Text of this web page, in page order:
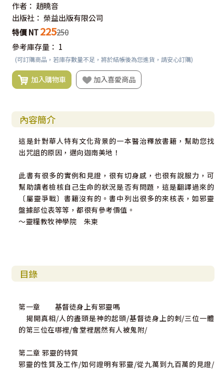
作者： 趙曉音
出版社： 榮益出版有限公司
特價 NT 225250
參考庫存量： 1
(可訂購商品，若庫存數量不足，將於結帳後為您進貨，請安心訂購)
加入購物車 加入喜愛商品
內容簡介
這是針對華人特有文化背景的一本醫治釋放書籍，幫助您找
出咒詛的原因，邁向迦南美地！
此書有很多的實例和見證，很有切身感，也很有說服力，可
幫助讀者檢核自己生命的狀況是否有問題，這是翻譯過來的
〔屬靈爭戰〕書籍沒有的。書中列出很多的來核表，如邪靈
盤據部位表等等，都很有參考價值。
～靈糧教牧神學院 朱柬
目錄
第一章 基督徒身上有邪靈嗎
揭開真相/人的盡頭是神的起頭/基督徒身上的刺/三位一體
的第三位在哪裡/會堂裡居然有人被鬼附/
第二章 邪靈的特質
邪靈的性質及工作/如何證明有邪靈/從九萬到九百萬的見證/